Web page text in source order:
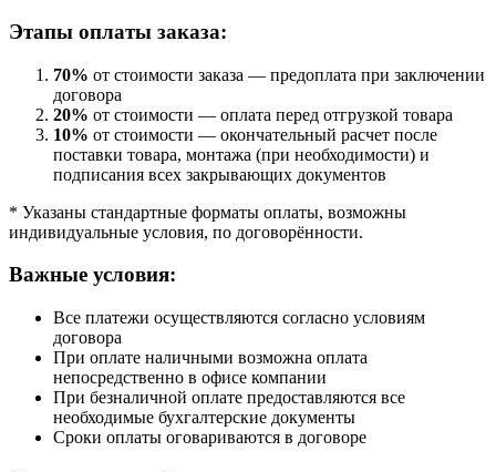
Этапы оплаты заказа:
70% от стоимости заказа — предоплата при заключении
договора
20% от стоимости — оплата перед отгрузкой товара
10% от стоимости — окончательный расчет после
поставки товара, монтажа (при необходимости) и
подписания всех закрывающих документов
* Указаны стандартные форматы оплаты, возможны
индивидуальные условия, по договорённости.
Важные условия:
Все платежи осуществляются согласно условиям
договора
При оплате наличными возможна оплата
непосредственно в офисе компании
При безналичной оплате предоставляются все
необходимые бухгалтерские документы
Сроки оплаты оговариваются в договоре